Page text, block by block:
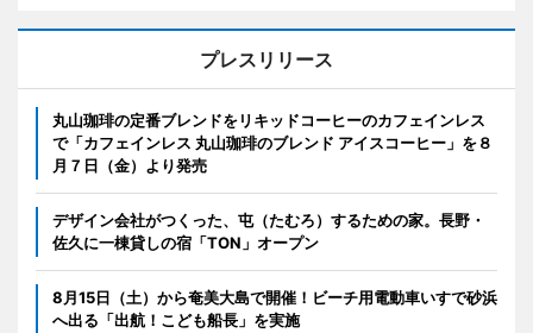
プレスリリース
丸山珈琲の定番ブレンドをリキッドコーヒーのカフェインレス
で「カフェインレス 丸山珈琲のブレンド アイスコーヒー」を８
月７日（金）より発売
デザイン会社がつくった、屯（たむろ）するための家。長野・
佐久に一棟貸しの宿「TON」オープン
8月15日（土）から奄美大島で開催！ビーチ用電動車いすで砂浜
へ出る「出航！こども船長」を実施